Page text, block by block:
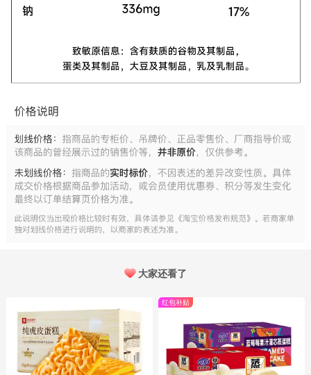
大家还看了
红包补贴